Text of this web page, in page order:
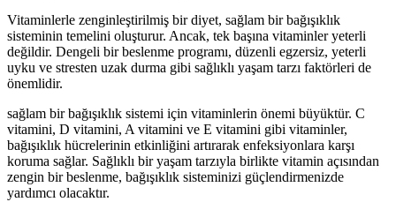
Vitaminlerle zenginleştirilmiş bir diyet, sağlam bir bağışıklık
sisteminin temelini oluşturur. Ancak, tek başına vitaminler yeterli
değildir. Dengeli bir beslenme programı, düzenli egzersiz, yeterli
uyku ve stresten uzak durma gibi sağlıklı yaşam tarzı faktörleri de
önemlidir.
sağlam bir bağışıklık sistemi için vitaminlerin önemi büyüktür. C
vitamini, D vitamini, A vitamini ve E vitamini gibi vitaminler,
bağışıklık hücrelerinin etkinliğini artırarak enfeksiyonlara karşı
koruma sağlar. Sağlıklı bir yaşam tarzıyla birlikte vitamin açısından
zengin bir beslenme, bağışıklık sisteminizi güçlendirmenizde
yardımcı olacaktır.